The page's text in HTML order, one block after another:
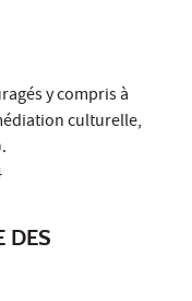
y compris à
culturelle,
DES